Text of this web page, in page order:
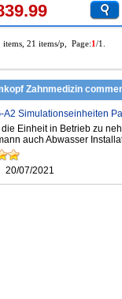
items, 21 items/p, Page:1/1.
Zahnmedizin
A2 Simulationseinheiten
die Einheit in Betrieb zu
auch Abwasser
20/07/2021